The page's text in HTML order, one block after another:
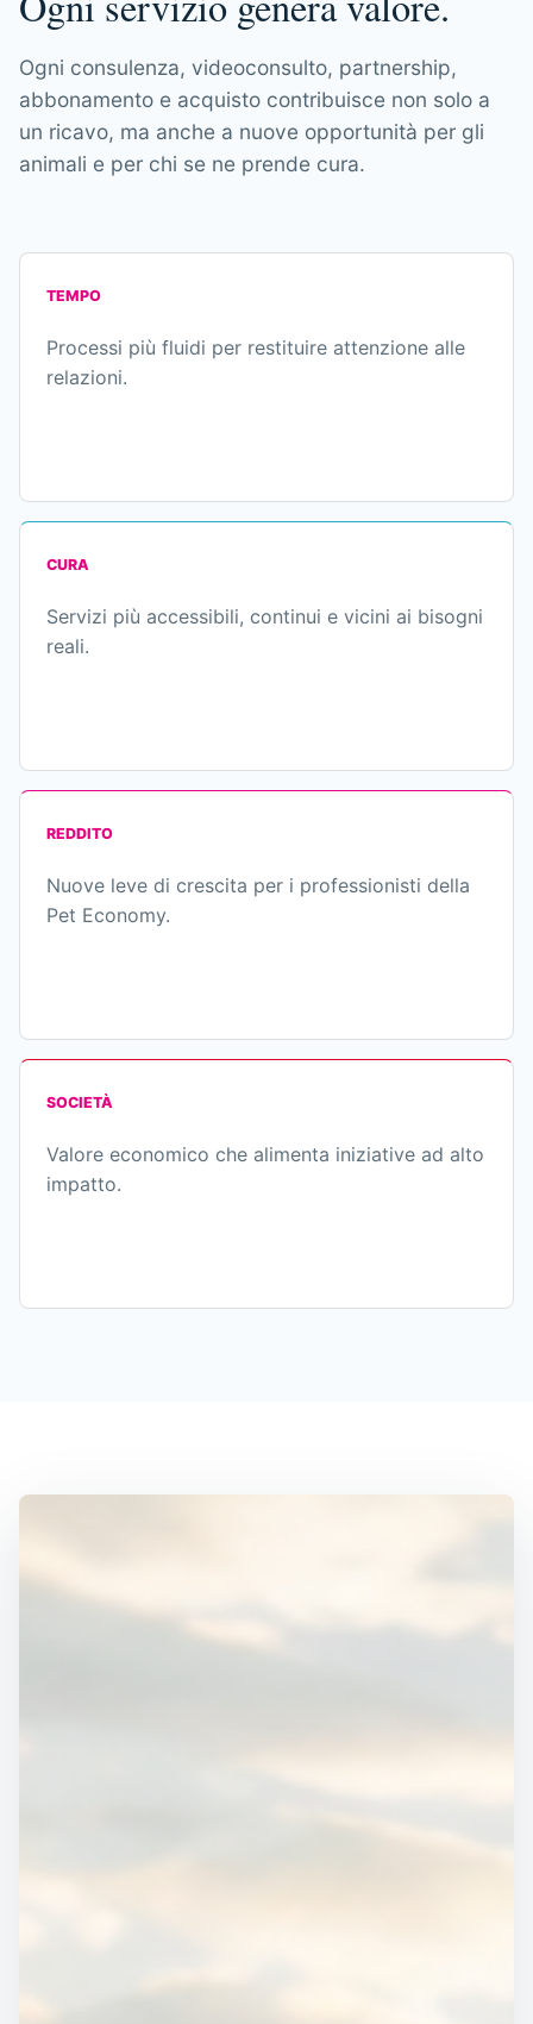
Ogni consulenza, videoconsulto, partnership,
abbonamento e acquisto contribuisce non solo a
un ricavo, ma anche a nuove opportunità per gli
animali e per chi se ne prende cura.
TEMPO
Processi più fluidi per restituire attenzione alle
relazioni.
CURA
Servizi più accessibili, continui e vicini ai bisogni
reali.
REDDITO
Nuove leve di crescita per i professionisti della
Pet Economy.
SOCIETÀ
Valore economico che alimenta iniziative ad alto
impatto.